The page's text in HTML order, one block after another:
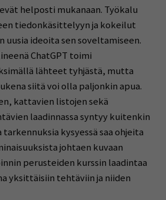
helposti mukanaan. Työkalu
tiedonkäsittelyyn ja kokeilut
ideoita sen soveltamiseen.
ChatGPT toimi
lähteet tyhjästä, mutta
siitä voi olla paljonkin apua.
kattavien listojen sekä
laadinnassa syntyy kuitenkin
kysyessä saa ohjeita
johtaen kuvaan
perusteiden kurssin laadintaa
yksittäisiin tehtäviin ja niiden